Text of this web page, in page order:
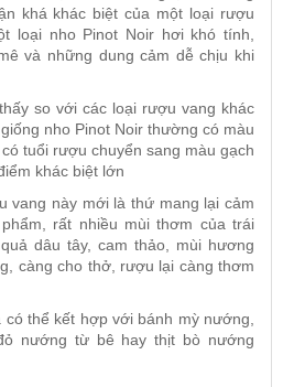
khá khác biệt của một loại rượu
loại nho Pinot Noir hơi khó tính,
và những dung cảm dễ chịu khi
so với các loại rượu vang khác
nho Pinot Noir thường có màu
tuổi rượu chuyển sang màu gạch
khác biệt lớn
vang này mới là thứ mang lại cảm
rất nhiều mùi thơm của trái
dâu tây, cam thảo, mùi hương
càng cho thở, rượu lại càng thơm
thể kết hợp với bánh mỳ nướng,
nướng từ bê hay thịt bò nướng